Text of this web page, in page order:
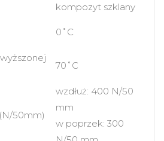
kompozyt szklany
0˚C
70˚C
50mm)
wzdłuż: 400 N/50
mm
w poprzek: 300